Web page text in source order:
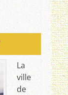
La
ville
de